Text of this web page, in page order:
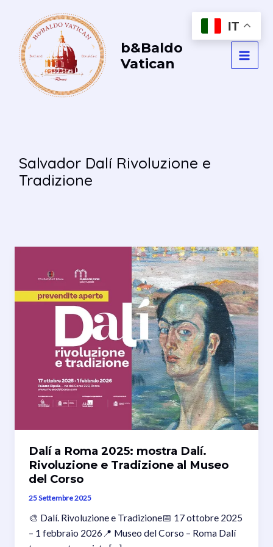
contenuto
b&Baldo
Vatican
Salvador Dalí Rivoluzione e
Tradizione
Dalí a Roma 2025: mostra Dalí.
Rivoluzione e Tradizione al Museo
del Corso
25 Settembre 2025
🎨 Dalí. Rivoluzione e Tradizione📅 17 ottobre 2025
– 1 febbraio 2026📍 Museo del Corso – Roma Dalí
IT